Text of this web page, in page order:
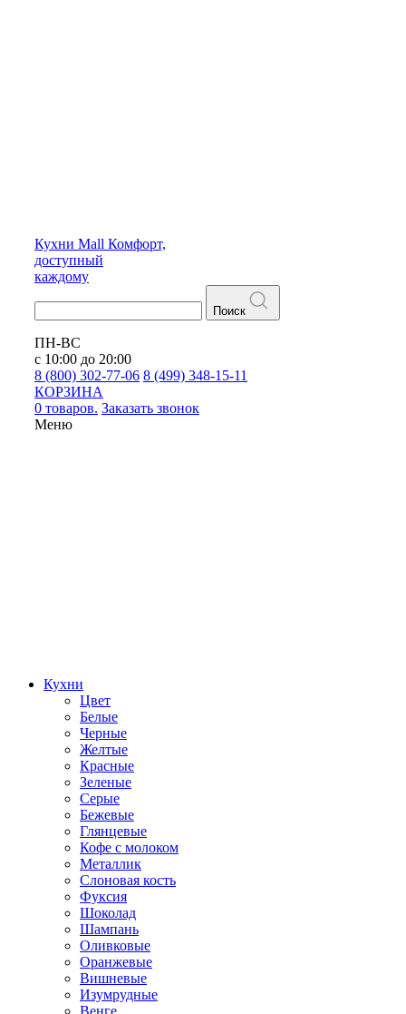
Кухни Mall Комфорт,
доступный
каждому
Поиск
ПН-ВС
с 10:00 до 20:00
8 (800) 302-77-06 8 (499) 348-15-11
КОРЗИНА
0 товаров. Заказать звонок
Меню
Кухни
Цвет
Белые
Черные
Желтые
Красные
Зеленые
Серые
Бежевые
Глянцевые
Кофе с молоком
Металлик
Слоновая кость
Фуксия
Шоколад
Шампань
Оливковые
Оранжевые
Вишневые
Изумрудные
Венге